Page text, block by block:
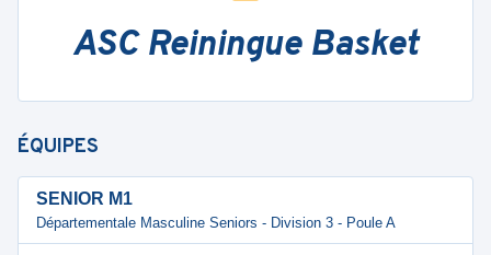
ASC Reiningue Basket
ÉQUIPES
SENIOR M1
Départementale Masculine Seniors - Division 3 - Poule A